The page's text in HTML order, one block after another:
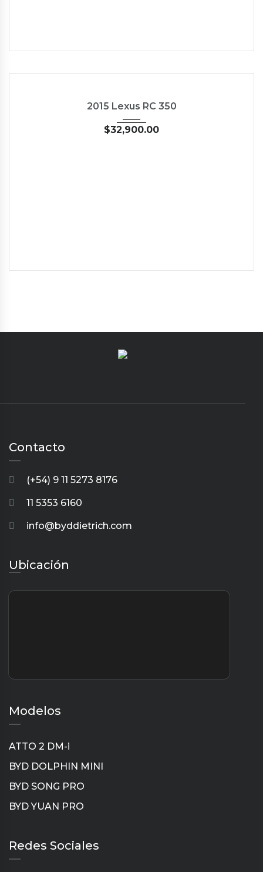
2015 Lexus RC 350
$32,900.00
Contacto
(+54) 9 11 5273 8176
11 5353 6160
info@byddietrich.com
Ubicación
Modelos
ATTO 2 DM-i
BYD DOLPHIN MINI
BYD SONG PRO
BYD YUAN PRO
Redes Sociales
Instagram
TikTok
YouTube
LinkedIn